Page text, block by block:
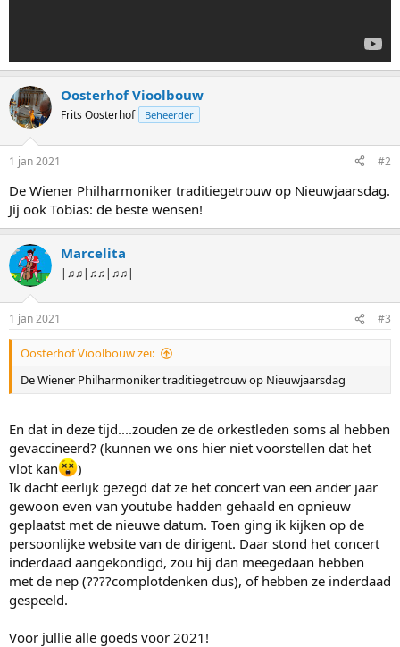
Oosterhof Vioolbouw
Frits Oosterhof Beheerder
1 jan 2021 #2
De Wiener Philharmoniker traditiegetrouw op Nieuwjaarsdag.
Jij ook Tobias: de beste wensen!
Marcelita
|♫♫|♫♫|♫♫|
1 jan 2021 #3
Oosterhof Vioolbouw zei:
De Wiener Philharmoniker traditiegetrouw op Nieuwjaarsdag
En dat in deze tijd....zouden ze de orkestleden soms al hebben
gevaccineerd? (kunnen we ons hier niet voorstellen dat het
vlot kan
)
Ik dacht eerlijk gezegd dat ze het concert van een ander jaar
gewoon even van youtube hadden gehaald en opnieuw
geplaatst met de nieuwe datum. Toen ging ik kijken op de
persoonlijke website van de dirigent. Daar stond het concert
inderdaad aangekondigd, zou hij dan meegedaan hebben
met de nep (????complotdenken dus), of hebben ze inderdaad
gespeeld.
Voor jullie alle goeds voor 2021!